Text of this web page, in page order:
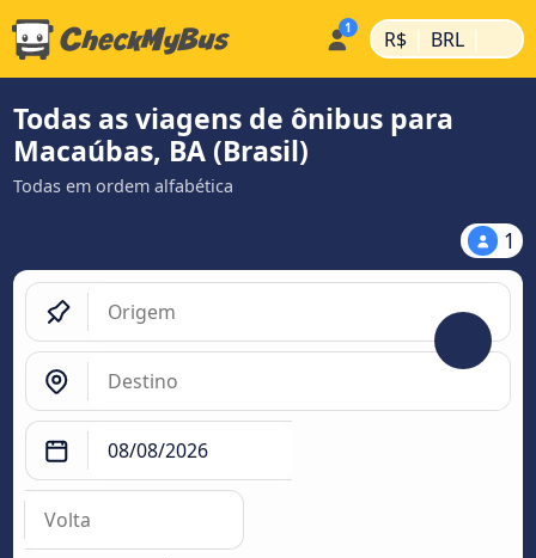
R$ | BRL |
Todas as viagens de ônibus para
Macaúbas, BA (Brasil)
Todas em ordem alfabética
1